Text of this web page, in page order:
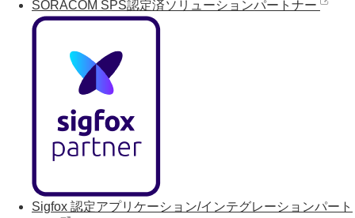
SORACOM SPS認定済ソリューションパートナー
Sigfox 認定アプリケーション/インテグレーションパート